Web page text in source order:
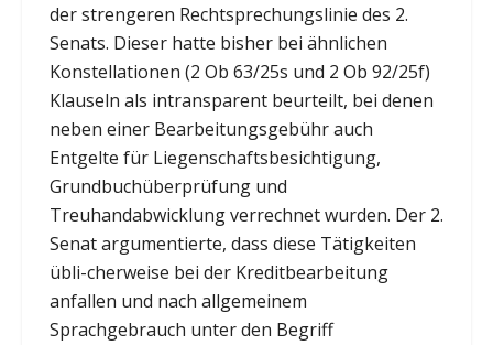
der strengeren Rechtsprechungslinie des 2.
Senats. Dieser hatte bisher bei ähnlichen
Konstellationen (2 Ob 63/25s und 2 Ob 92/25f)
Klauseln als intransparent beurteilt, bei denen
neben einer Bearbeitungsgebühr auch
Entgelte für Liegenschaftsbesichtigung,
Grundbuchüberprüfung und
Treuhandabwicklung verrechnet wurden. Der 2.
Senat argumentierte, dass diese Tätigkeiten
übli-cherweise bei der Kreditbearbeitung
anfallen und nach allgemeinem
Sprachgebrauch unter den Begriff